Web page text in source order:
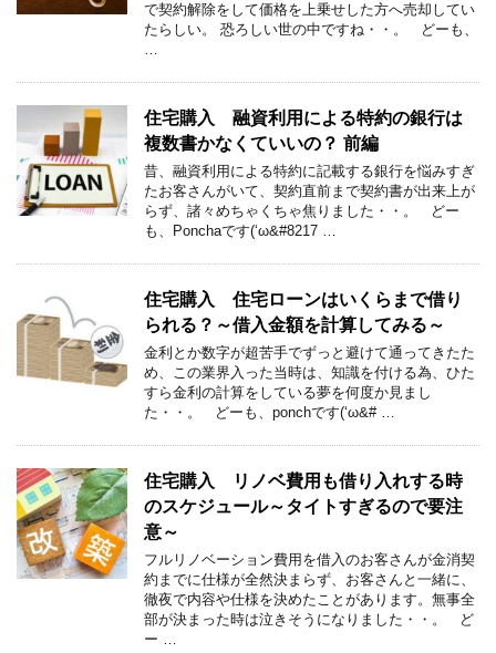
で契約解除をして価格を上乗せした方へ売却してい
たらしい。 恐ろしい世の中ですね・・。 どーも、
…
住宅購入 融資利用による特約の銀行は
複数書かなくていいの？ 前編
昔、融資利用による特約に記載する銀行を悩みすぎ
たお客さんがいて、契約直前まで契約書が出来上が
らず、諸々めちゃくちゃ焦りました・・。 どー
も、Ponchaです(‘ω&#8217 …
住宅購入 住宅ローンはいくらまで借り
られる？～借入金額を計算してみる～
金利とか数字が超苦手でずっと避けて通ってきたた
め、この業界入った当時は、知識を付ける為、ひた
すら金利の計算をしている夢を何度か見まし
た・・。 どーも、ponchです(‘ω&# …
住宅購入 リノベ費用も借り入れする時
のスケジュール～タイトすぎるので要注
意～
フルリノベーション費用を借入のお客さんが金消契
約までに仕様が全然決まらず、お客さんと一緒に、
徹夜で内容や仕様を決めたことがあります。無事全
部が決まった時は泣きそうになりました・・。 ど
ー …